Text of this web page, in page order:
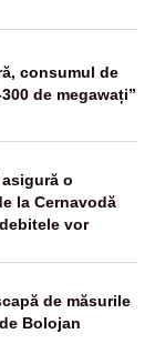
consumul de
de megawați”
o
la Cernavodă
vor
de măsurile
Bolojan